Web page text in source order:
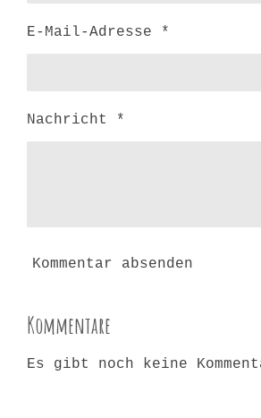
E-Mail-Adresse *
Nachricht *
Kommentar absenden
Kommentare
Es gibt noch keine